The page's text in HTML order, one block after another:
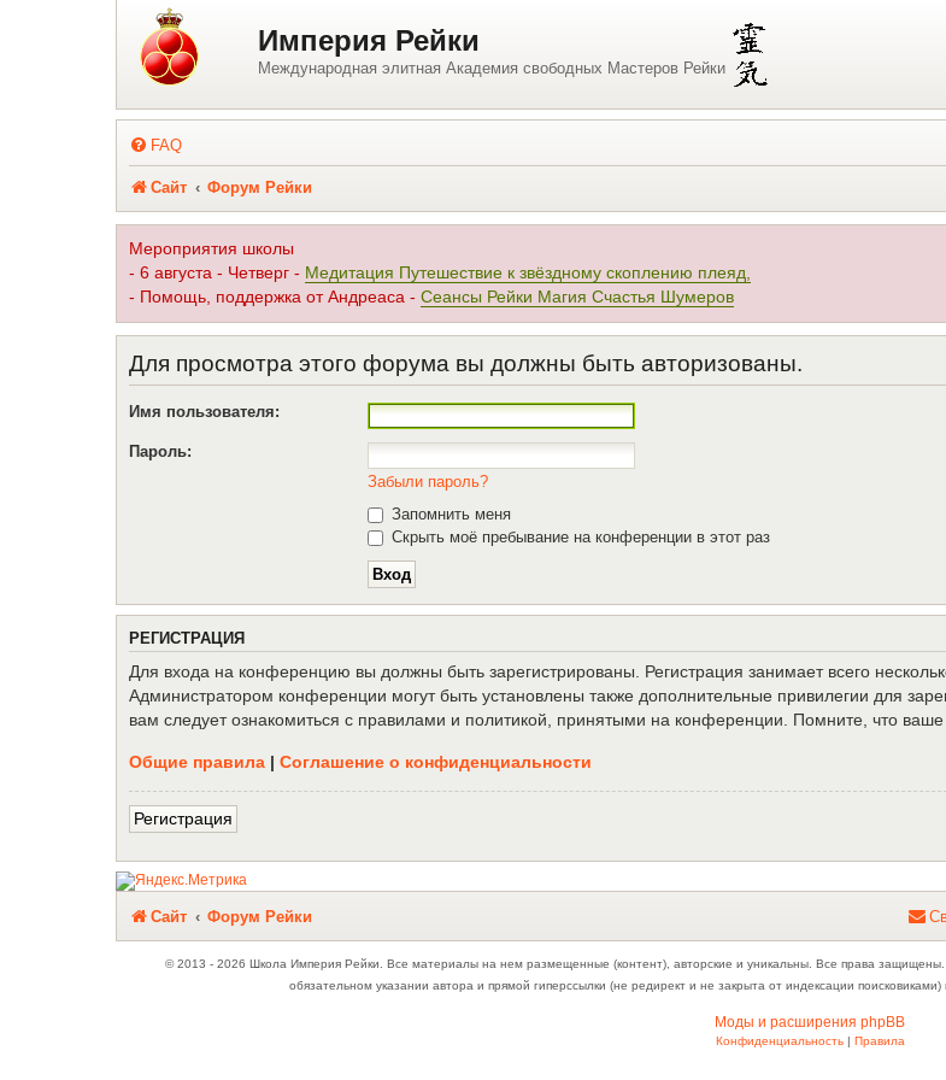
Регистрация Империя Рейки
Международная элитная Академия свободных Мастеров Рейки
FAQ
Сайт Форум Рейки
Мероприятия школы
- 6 августа - Четверг - Медитация Путешествие к звёздному скоплению плеяд,
- Помощь, поддержка от Андреаса - Сеансы Рейки Магия Счастья Шумеров
Для просмотра этого форума вы должны быть авторизованы.
Имя пользователя:
Пароль:
Забыли пароль?
Запомнить меня
Скрыть моё пребывание на конференции в этот раз
РЕГИСТРАЦИЯ
Для входа на конференцию вы должны быть зарегистрированы. Регистрация занимает всего
Администратором конференции могут быть установлены также дополнительные привилегии для
вам следует ознакомиться с правилами и политикой, принятыми на конференции. Помните, что
Общие правила | Соглашение о конфиденциальности
Регистрация
Сайт Форум Рейки
Связаться с
С
© 2013 - 2026 Школа Империя Рейки. Все материалы на нем размещенные (контент), авторские и уникальны. Все права
обязательном указании автора и прямой гиперссылки (не редирект и не закрыта от индексации
Моды и расширения phpBB
Конфиденциальность| Правила